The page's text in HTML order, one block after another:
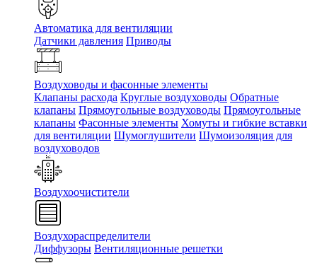
Автоматика для вентиляции
Датчики давления Приводы
Воздуховоды и фасонные элементы
Клапаны расхода Круглые воздуховоды Обратные
клапаны Прямоугольные воздуховоды Прямоугольные
клапаны Фасонные элементы Хомуты и гибкие вставки
для вентиляции Шумоглушители Шумоизоляция для
воздуховодов
Воздухоочистители
Воздухораспределители
Диффузоры Вентиляционные решетки